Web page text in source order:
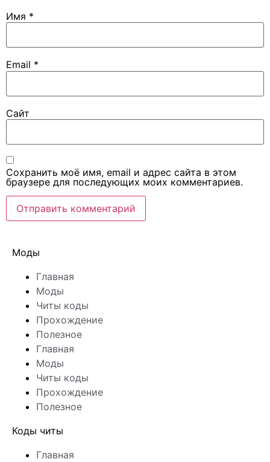
Имя *
Email *
Сайт
Сохранить моё имя, email и адрес сайта в этом
браузере для последующих моих комментариев.
Моды
Главная
Моды
Читы коды
Прохождение
Полезное
Главная
Моды
Читы коды
Прохождение
Полезное
Коды читы
Главная